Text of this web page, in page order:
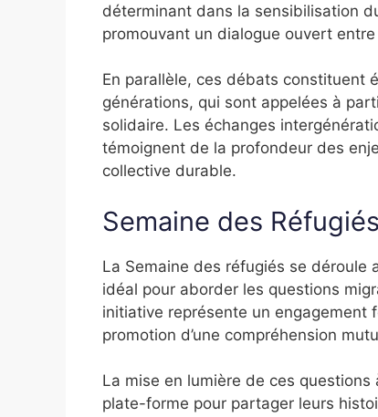
déterminant dans la sensibilisation
promouvant un dialogue ouvert
En parallèle, ces débats constituent
générations, qui sont appelées à
solidaire. Les échanges
témoignent de la profondeur des
collective durable.
Semaine des Réfugiés
La Semaine des réfugiés se déroule
idéal pour aborder les questions
initiative représente un engagement
promotion d’une compréhension
La mise en lumière de ces
plate-forme pour partager leurs